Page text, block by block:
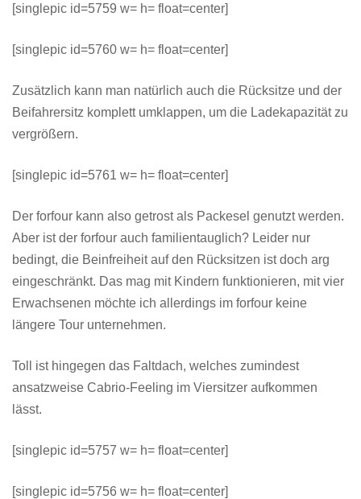
[singlepic id=5759 w= h= float=center]
[singlepic id=5760 w= h= float=center]
Zusätzlich kann man natürlich auch die Rücksitze und der
Beifahrersitz komplett umklappen, um die Ladekapazität zu
vergrößern.
[singlepic id=5761 w= h= float=center]
Der forfour kann also getrost als Packesel genutzt werden.
Aber ist der forfour auch familientauglich? Leider nur
bedingt, die Beinfreiheit auf den Rücksitzen ist doch arg
eingeschränkt. Das mag mit Kindern funktionieren, mit vier
Erwachsenen möchte ich allerdings im forfour keine
längere Tour unternehmen.
Toll ist hingegen das Faltdach, welches zumindest
ansatzweise Cabrio-Feeling im Viersitzer aufkommen
lässt.
[singlepic id=5757 w= h= float=center]
[singlepic id=5756 w= h= float=center]